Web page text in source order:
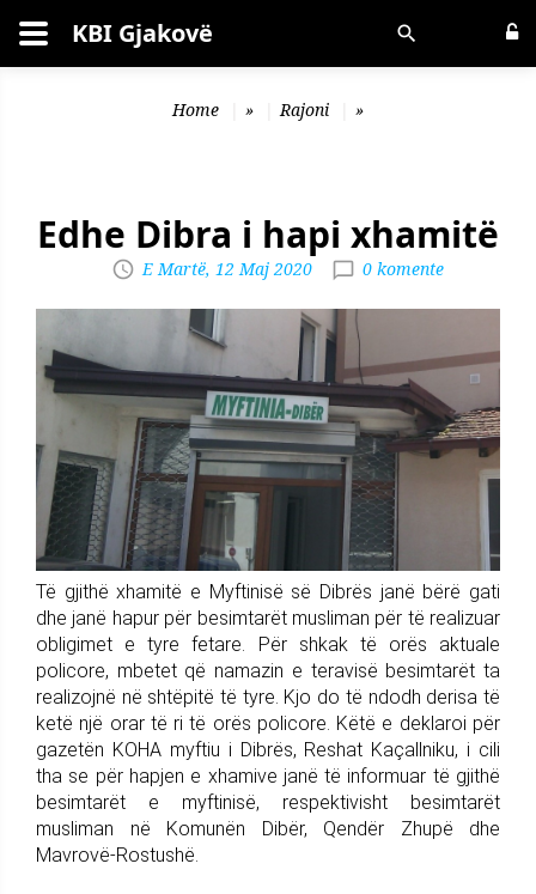
Kërko KBI Gjakovë
Home » Rajoni »
Edhe Dibra i hapi xhamitë
E Martë, 12 Maj 2020 0 komente
Të gjithë xhamitë e Myftinisë së Dibrës janë bërë gati
dhe janë hapur për besimtarët musliman për të realizuar
obligimet e tyre fetare. Për shkak të orës aktuale
policore, mbetet që namazin e teravisë besimtarët ta
realizojnë në shtëpitë të tyre. Kjo do të ndodh derisa të
ketë një orar të ri të orës policore. Këtë e deklaroi për
gazetën KOHA myftiu i Dibrës, Reshat Kaçallniku, i cili
tha se për hapjen e xhamive janë të informuar të gjithë
besimtarët e myftinisë, respektivisht besimtarët
musliman në Komunën Dibër, Qendër Zhupë dhe
Mavrovë-Rostushë.